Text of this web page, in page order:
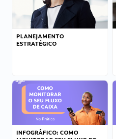
PLANEJAMENTO
ESTRATÉGICO
INFOGRÁFICO: COMO